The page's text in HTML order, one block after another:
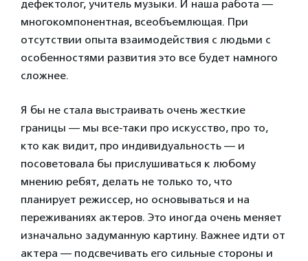
дефектолог, учитель музыки. И наша работа —
многокомпонентная, всеобъемлющая. При
отсутствии опыта взаимодействия с людьми с
особенностями развития это все будет намного
сложнее.
Я бы не стала выстраивать очень жесткие
границы — мы все-таки про искусство, про то,
кто как видит, про индивидуальность — и
посоветовала бы прислушиваться к любому
мнению ребят, делать не только то, что
планирует режиссер, но основываться и на
переживаниях актеров. Это иногда очень меняет
изначально задуманную картину. Важнее идти от
актера — подсвечивать его сильные стороны и